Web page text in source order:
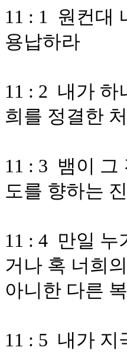
11 : 1 원컨대
용납하라
11 : 2 내가 하
희를 정결한
11 : 3 뱀이 그
도를 향하는
11 : 4 만일 누
거나 혹 너희
아니한 다른
11 : 5 내가 지